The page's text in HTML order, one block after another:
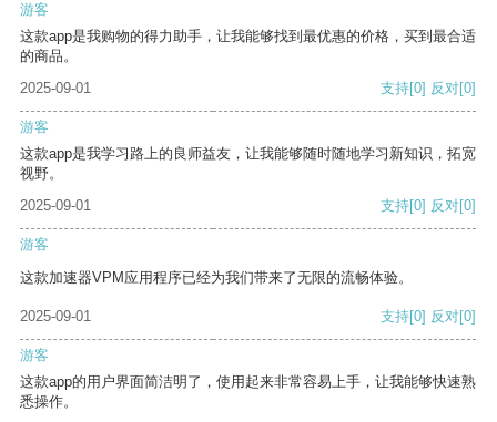
游客
这款app是我购物的得力助手，让我能够找到最优惠的价格，买到最合适
的商品。
2025-09-01
支持[0] 反对[0]
游客
这款app是我学习路上的良师益友，让我能够随时随地学习新知识，拓宽
视野。
2025-09-01
支持[0] 反对[0]
游客
这款加速器VPM应用程序已经为我们带来了无限的流畅体验。
2025-09-01 支持[0] 反对[0]
游客
这款app的用户界面简洁明了，使用起来非常容易上手，让我能够快速熟
悉操作。